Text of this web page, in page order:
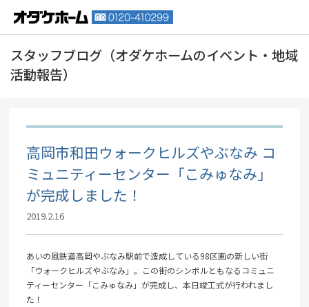
高岡市和田ウォークヒルズやぶなみ コ
ミュニティーセンター「こみゅなみ」
が完成しました！
2019.2.16
あいの風鉄道高岡やぶなみ駅前で造成している98区画の新しい街
「ウォークヒルズやぶなみ」。この街のシンボルともなるコミュニ
ティーセンター「こみゅなみ」が完成し、本日竣工式が行われまし
た！